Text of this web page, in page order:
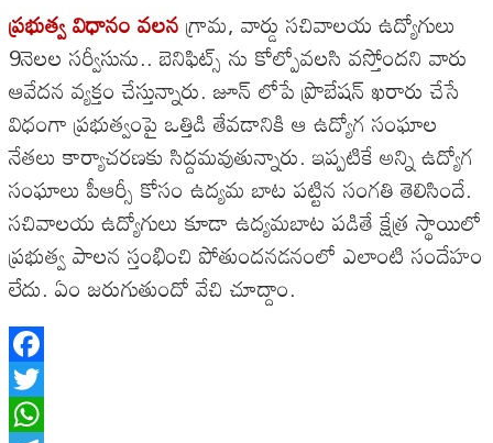
ప్రభుత్వ విధానం వలనగ్రామ, వార్డు సచివాలయ ఉద్యోగులు
9నెలల సర్వీసును.. బెనిఫిట్స్ ను కోల్పోవలసి వస్తోందని వారు
ఆవేదన వ్యక్తం చేస్తున్నారు. జూన్ లోపే ప్రొబేషన్ ఖరారు చేసే
విధంగా ప్రభుత్వంపై ఒత్తిడి తేవడానికి ఆ ఉద్యోగ సంఘాల
నేతలు కార్యాచరణకు సిద్దమవుతున్నారు. ఇప్పటికే అన్ని ఉద్యోగ
సంఘాలు పీఆర్సీ కోసం ఉద్యమ బాట పట్టిన సంగతి తెలిసిందే.
సచివాలయ ఉద్యోగులు కూడా ఉద్యమబాట పడితే క్షేత్ర స్థాయిలో
ప్రభుత్వ పాలన స్తంభించి పోతుందనడనంలో ఎలాంటి సందేహం
లేదు. ఏం జరుగుతుందో వేచి చూద్దాం.
Facebook
Twitter